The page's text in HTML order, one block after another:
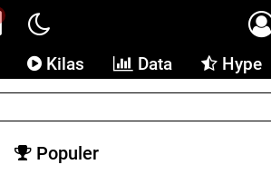
Kilas Data Hype
Populer